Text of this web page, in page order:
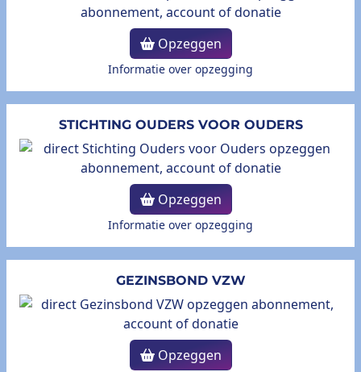
Opzeggen
Informatie over opzegging
STICHTING OUDERS VOOR OUDERS
Opzeggen
Informatie over opzegging
GEZINSBOND VZW
Opzeggen